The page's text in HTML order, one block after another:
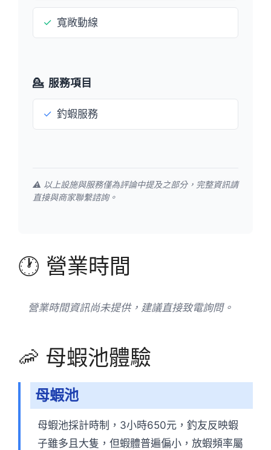
✓ 寬敞動線
💁 服務項目
✓ 釣蝦服務
⚠️ 以上設施與服務僅為評論中提及之部分，完整資訊請
直接與商家聯繫諮詢。
🕐 營業時間
營業時間資訊尚未提供，建議直接致電詢問。
🦐 母蝦池體驗
母蝦池
母蝦池採計時制，3小時650元，釣友反映蝦
子雖多且大隻，但蝦體普遍偏小，放蝦頻率屬